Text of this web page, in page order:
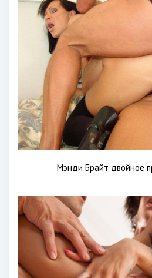
Мэнди Брайт двойное